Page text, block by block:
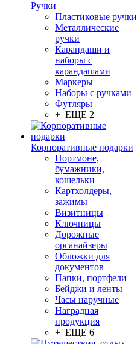
Ручки
Пластиковые ручки
Металлические
ручки
Карандаши и
наборы с
карандашами
Маркеры
Наборы с ручками
Футляры
+ ЕЩЕ 2
Корпоративные подарки
Портмоне,
бумажники,
кошельки
Картхолдеры,
зажимы
Визитницы
Ключницы
Дорожные
органайзеры
Обложки для
документов
Папки, портфели
Бейджи и ленты
Часы наручные
Наградная
продукция
+ ЕЩЕ 6